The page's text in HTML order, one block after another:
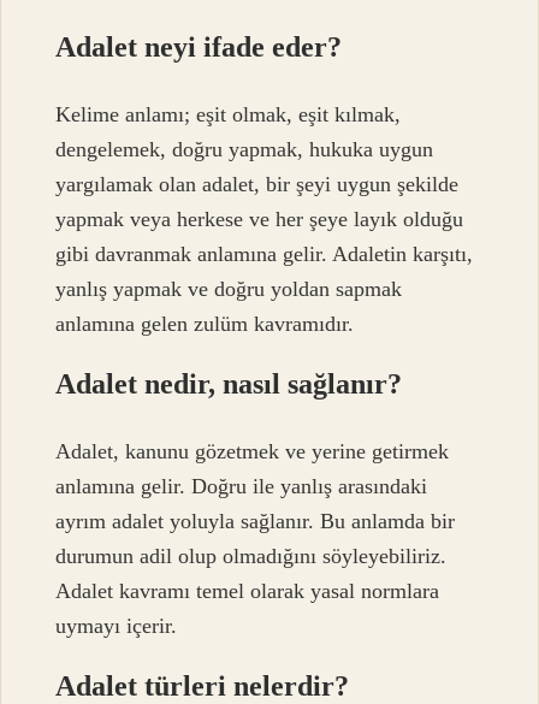
Adalet neyi ifade eder?
Kelime anlamı; eşit olmak, eşit kılmak,
dengelemek, doğru yapmak, hukuka uygun
yargılamak olan adalet, bir şeyi uygun şekilde
yapmak veya herkese ve her şeye layık olduğu
gibi davranmak anlamına gelir. Adaletin karşıtı,
yanlış yapmak ve doğru yoldan sapmak
anlamına gelen zulüm kavramıdır.
Adalet nedir, nasıl sağlanır?
Adalet, kanunu gözetmek ve yerine getirmek
anlamına gelir. Doğru ile yanlış arasındaki
ayrım adalet yoluyla sağlanır. Bu anlamda bir
durumun adil olup olmadığını söyleyebiliriz.
Adalet kavramı temel olarak yasal normlara
uymayı içerir.
Adalet türleri nelerdir?